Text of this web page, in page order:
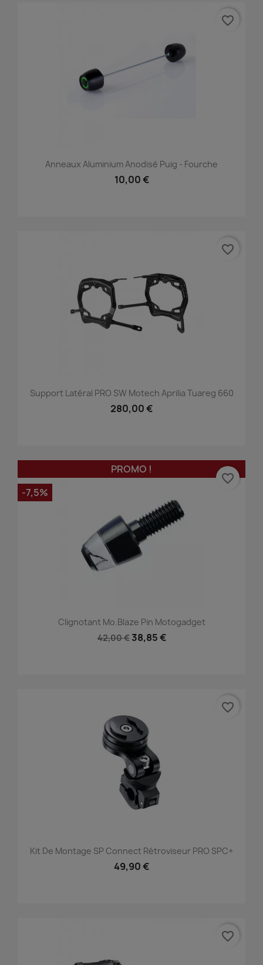
Anneaux Aluminium Anodisé Puig - Fourche
10,00 €
favorite_border
Support Latéral PRO SW Motech Aprilia Tuareg 660
280,00 €
favorite_border
Clignotant Mo.blaze Pin Motogadget
42,00 € 38,85 €
PROMO !
-7,5%
favorite_border
Kit De Montage SP Connect Rétroviseur PRO SPC+
49,90 €
favorite_border
favorite_border